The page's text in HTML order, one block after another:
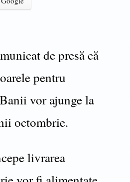
de presă că
pentru
vor ajunge la
octombrie.
livrarea